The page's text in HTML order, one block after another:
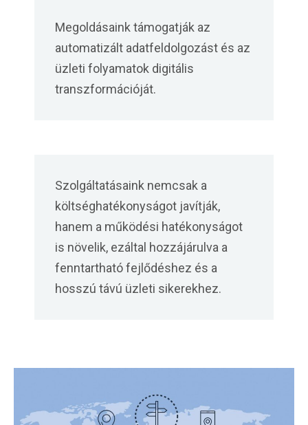
Megoldásaink támogatják az
automatizált adatfeldolgozást és az
üzleti folyamatok digitális
transzformációját.
Szolgáltatásaink nemcsak a
költséghatékonyságot javítják,
hanem a működési hatékonyságot
is növelik, ezáltal hozzájárulva a
fenntartható fejlődéshez és a
hosszú távú üzleti sikerekhez.